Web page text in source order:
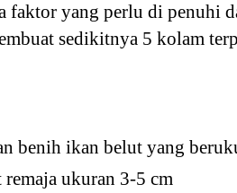
faktor yang perlu di penuhi
sedikitnya 5 kolam
benih ikan belut yang
ukuran 3-5 cm